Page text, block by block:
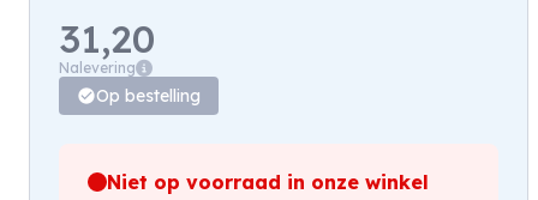
31,20
Nalevering
Op bestelling
Niet op voorraad in onze winkel